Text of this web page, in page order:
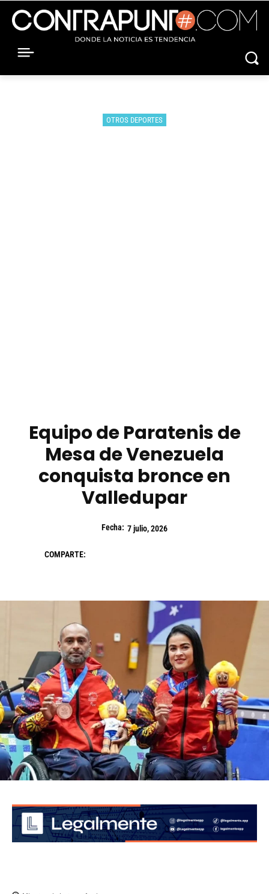
OTROS DEPORTES
Equipo de Paratenis de
Mesa de Venezuela
conquista bronce en
Valledupar
Fecha: 7 julio, 2026
COMPARTE: